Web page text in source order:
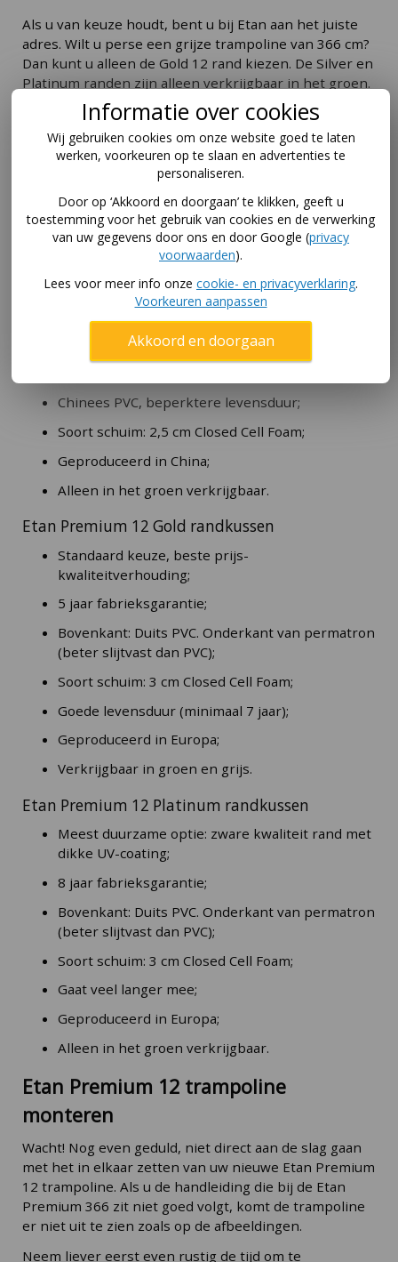
Als u van keuze houdt, bent u bij Etan aan het juiste
adres. Wilt u perse een grijze trampoline van 366 cm?
Dan kunt u alleen de Gold 12 rand kiezen. De Silver en
Platinum randen zijn alleen verkrijgbaar in het groen.
De Gold en de Platinum beschermranden zijn
overigens nagenoeg gelijk, alleen de kwaliteit van het
PVC en de UV-coating is bij het Platinum randkussen
een stuk zwaarder. De Silver 12 beschermrand is de
en overlapt de veren minder ver. Als de
verwarring/twijfel bij u toeslaat: Kies de Gold 12
beschermrand.
Etan Premium 12 randkussen
3 jaar fabrieksgarantie;
Chinees PVC, beperktere levensduur;
Soort schuim: 2,5 cm Closed Cell Foam;
Geproduceerd in China;
Alleen in het groen verkrijgbaar.
Etan Premium 12 Gold randkussen
Standaard keuze, beste prijs-
kwaliteitverhouding;
5 jaar fabrieksgarantie;
Bovenkant: Duits PVC. Onderkant van permatron
(beter slijtvast dan PVC);
Soort schuim: 3 cm Closed Cell Foam;
Goede levensduur (minimaal 7 jaar);
Geproduceerd in Europa;
Verkrijgbaar in groen en grijs.
Etan Premium 12 Platinum randkussen
Meest duurzame optie: zware kwaliteit rand met
dikke UV-coating;
8 jaar fabrieksgarantie;
Bovenkant: Duits PVC. Onderkant van permatron
(beter slijtvast dan PVC);
Soort schuim: 3 cm Closed Cell Foam;
Gaat veel langer mee;
Geproduceerd in Europa;
Alleen in het groen verkrijgbaar.
Etan Premium 12 trampoline
monteren
Wacht! Nog even geduld, niet direct aan de slag gaan
met het in elkaar zetten van uw nieuwe Etan Premium
12 trampoline. Als u de handleiding die bij de Etan
Premium 366 zit niet goed volgt, komt de trampoline
er niet uit te zien zoals op de afbeeldingen.
Neem liever eerst even rustig de tijd om te
Informatie over cookies
Wij gebruiken cookies om onze website goed te laten
werken, voorkeuren op te slaan en advertenties te
personaliseren.
Door op ‘Akkoord en doorgaan’ te klikken, geeft u
toestemming voor het gebruik van cookies en de verwerking
van uw gegevens door ons en door Google (privacy
voorwaarden).
Lees voor meer info onze cookie- en privacyverklaring.
Voorkeuren aanpassen
Akkoord en doorgaan